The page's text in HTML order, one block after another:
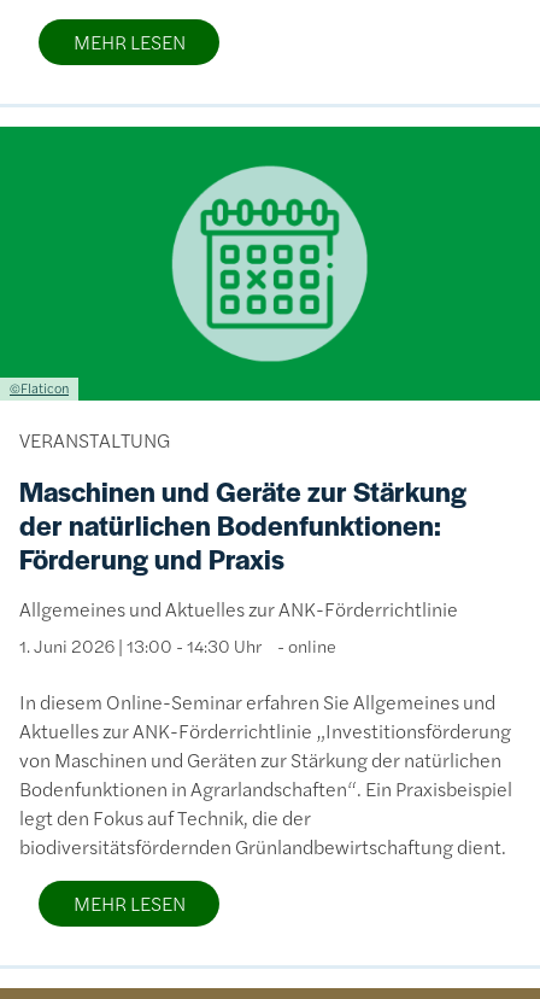
MEHR LESEN
Lizenzinformationen einschließlich Urheberrecht
©Flaticon
VERANSTALTUNG
Maschinen und Geräte zur Stärkung
der natürlichen Bodenfunktionen:
Förderung und Praxis
Allgemeines und Aktuelles zur ANK-Förderrichtlinie
1. Juni 2026 | 13:00 - 14:30 Uhr online
In diesem Online-Seminar erfahren Sie Allgemeines und
Aktuelles zur ANK-Förderrichtlinie „Investitionsförderung
von Maschinen und Geräten zur Stärkung der natürlichen
Bodenfunktionen in Agrarlandschaften“. Ein Praxisbeispiel
legt den Fokus auf Technik, die der
biodiversitätsfördernden Grünlandbewirtschaftung dient.
MEHR LESEN